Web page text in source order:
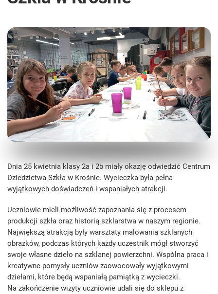
Dnia 25 kwietnia klasy 2a i 2b miały okazję odwiedzić Centrum
Dziedzictwa Szkła w Krośnie. Wycieczka była pełna
wyjątkowych doświadczeń i wspaniałych atrakcji.
Uczniowie mieli możliwość zapoznania się z procesem
produkcji szkła oraz historią szklarstwa w naszym regionie.
Największą atrakcją były warsztaty malowania szklanych
obrazków, podczas których każdy uczestnik mógł stworzyć
swoje własne dzieło na szklanej powierzchni. Wspólna praca i
kreatywne pomysły uczniów zaowocowały wyjątkowymi
dziełami, które będą wspaniałą pamiątką z wycieczki.
Na zakończenie wizyty uczniowie udali się do sklepu z